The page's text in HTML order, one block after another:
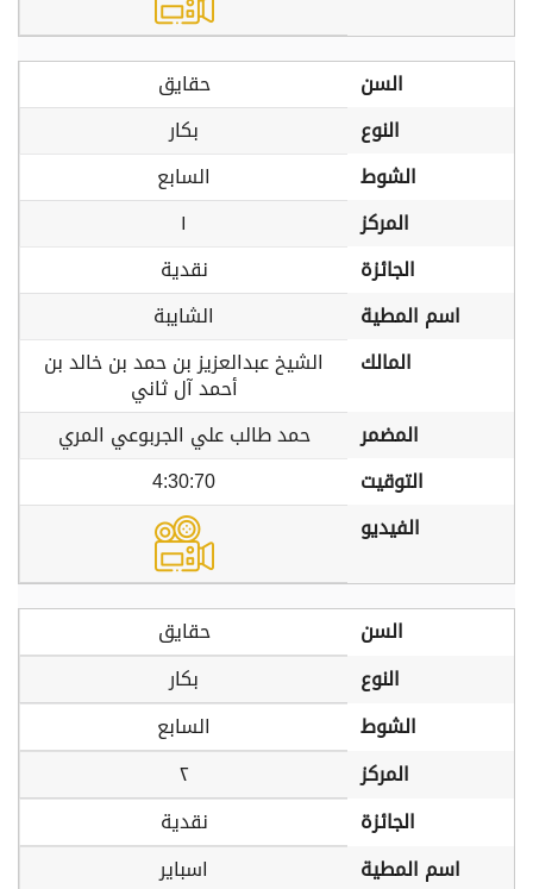
السن
حقايق
النوع
بكار
الشوط
السابع
المركز
١
الجائزة
نقدية
اسم المطية
الشايبة
المالك
الشيخ عبدالعزيز بن حمد بن خالد بن
أحمد آل ثاني
المضمر
حمد طالب علي الجربوعي المري
التوقيت
4:30:70
الفيديو
السن
حقايق
النوع
بكار
الشوط
السابع
المركز
٢
الجائزة
نقدية
اسم المطية
اسباير